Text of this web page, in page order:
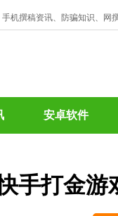
机撰稿资讯、防骗知识、网
安卓软件
打金游